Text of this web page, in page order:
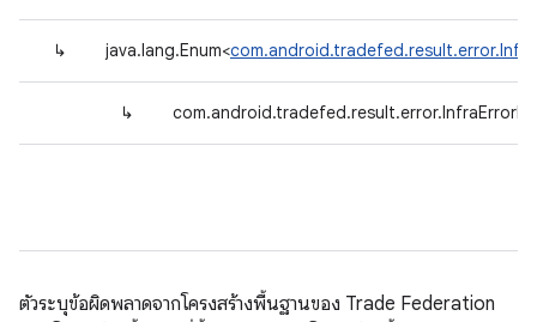
↳ java.lang.Enum<
↳
ตัวระบุข้อผิดพลาดจากโครงสร้างพื้นฐานของ Trade Federation